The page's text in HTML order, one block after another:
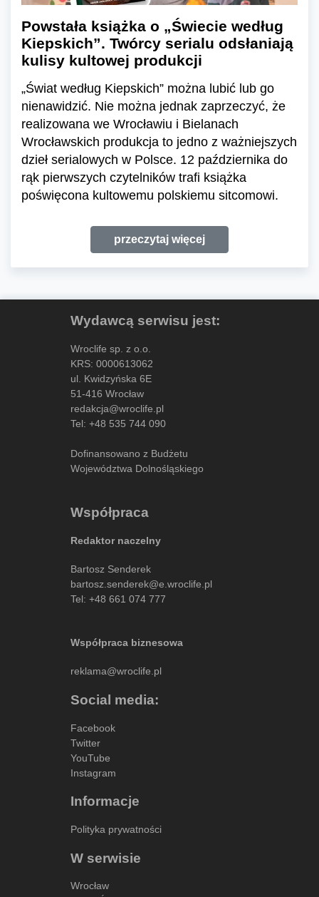
Powstała książka o „Świecie według
Kiepskich”. Twórcy serialu odsłaniają
kulisy kultowej produkcji
„Świat według Kiepskich” można lubić lub go
nienawidzić. Nie można jednak zaprzeczyć, że
realizowana we Wrocławiu i Bielanach
Wrocławskich produkcja to jedno z ważniejszych
dzieł serialowych w Polsce. 12 października do
rąk pierwszych czytelników trafi książka
poświęcona kultowemu polskiemu sitcomowi.
przeczytaj więcej
Wydawcą serwisu jest:
Wroclife sp. z o.o.
KRS: 0000613062
ul. Kwidzyńska 6E
51-416 Wrocław
redakcja@wroclife.pl
Tel: +48 535 744 090
Dofinansowano z Budżetu
Województwa Dolnośląskiego
Współpraca
Redaktor naczelny
Bartosz Senderek
bartosz.senderek@e.wroclife.pl
Tel: +48 661 074 777
Współpraca biznesowa
reklama@wroclife.pl
Social media:
Facebook
Twitter
YouTube
Instagram
Informacje
Polityka prywatności
W serwisie
Wrocław